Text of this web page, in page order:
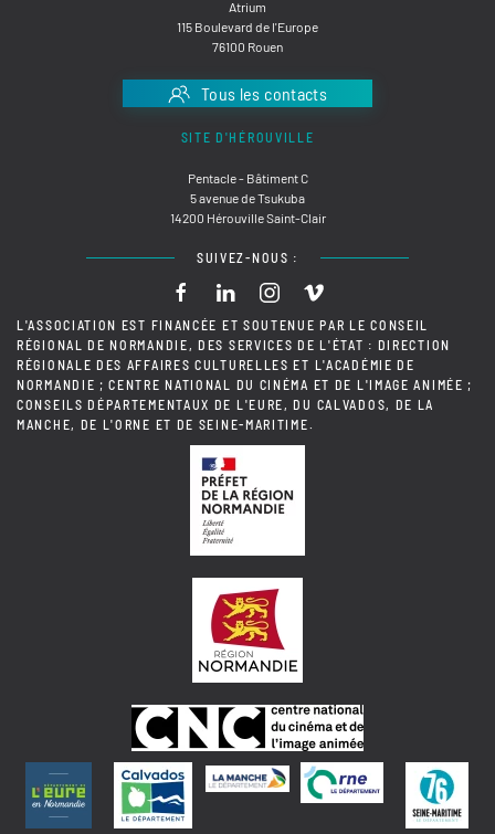
Atrium
115 Boulevard de l'Europe
76100 Rouen
Tous les contacts
SITE D'HÉROUVILLE
Pentacle - Bâtiment C
5 avenue de Tsukuba
14200 Hérouville Saint-Clair
SUIVEZ-NOUS :
L'ASSOCIATION EST FINANCÉE ET SOUTENUE PAR LE CONSEIL
RÉGIONAL DE NORMANDIE, DES SERVICES DE L'ÉTAT : DIRECTION
RÉGIONALE DES AFFAIRES CULTURELLES ET L'ACADÉMIE DE
NORMANDIE ; CENTRE NATIONAL DU CINÉMA ET DE L'IMAGE ANIMÉE ;
CONSEILS DÉPARTEMENTAUX DE L'EURE, DU CALVADOS, DE LA
MANCHE, DE L'ORNE ET DE SEINE-MARITIME.